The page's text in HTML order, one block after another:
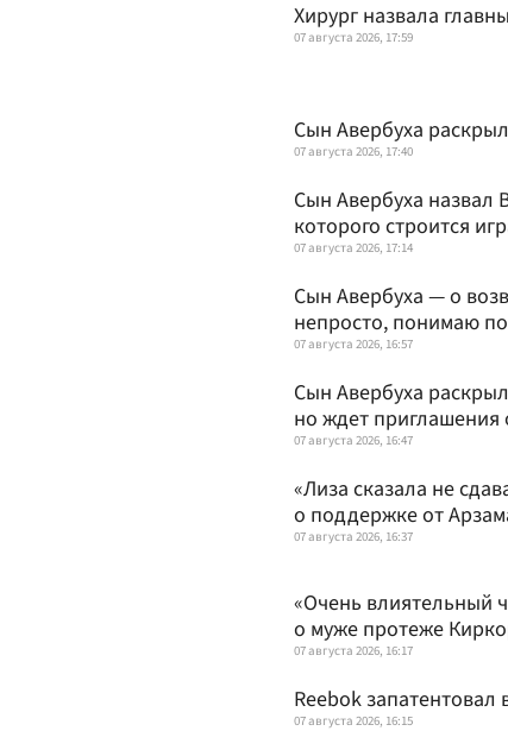
Хирург назвала
07 августа 2026, 17:59
Сын Авербуха
07 августа 2026, 17:40
Сын Авербуха назвал
которого строится
07 августа 2026, 17:14
Сын Авербуха — о
непросто, понимаю
07 августа 2026, 16:57
Сын Авербуха
но ждет приглашения
07 августа 2026, 16:47
«Лиза сказала не
о поддержке от
07 августа 2026, 16:37
«Очень влиятельный
о муже протеже
07 августа 2026, 16:17
Reebok
07 августа 2026, 16:15